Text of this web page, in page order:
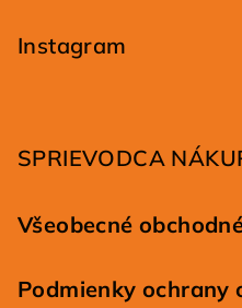
Instagram
SPRIEVODCA
Všeobecné
Podmienky ochrany